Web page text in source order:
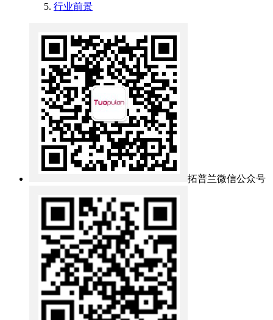
行业前景
拓普兰微信公众号